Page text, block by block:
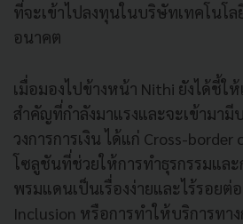
ที่จะเข้าไปลงทุนในบริษัทเทคโนโ
อนาคต
เมื่อมองไปข้างหน้า Nithi ยังได้ชี้ใ
สำคัญที่กำลังมาแรงและจะเข้ามา
วงการการเงิน ได้แก่ Cross-
โซลูชันที่ช่วยให้การทำธุรกรรมและ
พรมแดนเป็นเรื่องง่ายและไร้รอยต่
Inclusion หรือการทำให้บริการทาง